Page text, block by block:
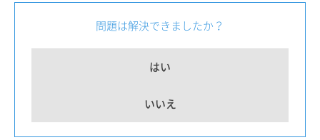
問題は解決できましたか？
はい
いいえ